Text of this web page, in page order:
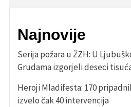
Najnovije
Serija požara u ŽZH: U
Grudama izgorjeli deseci
Heroji Mladifesta: 170
izvelo čak 40 intervencija